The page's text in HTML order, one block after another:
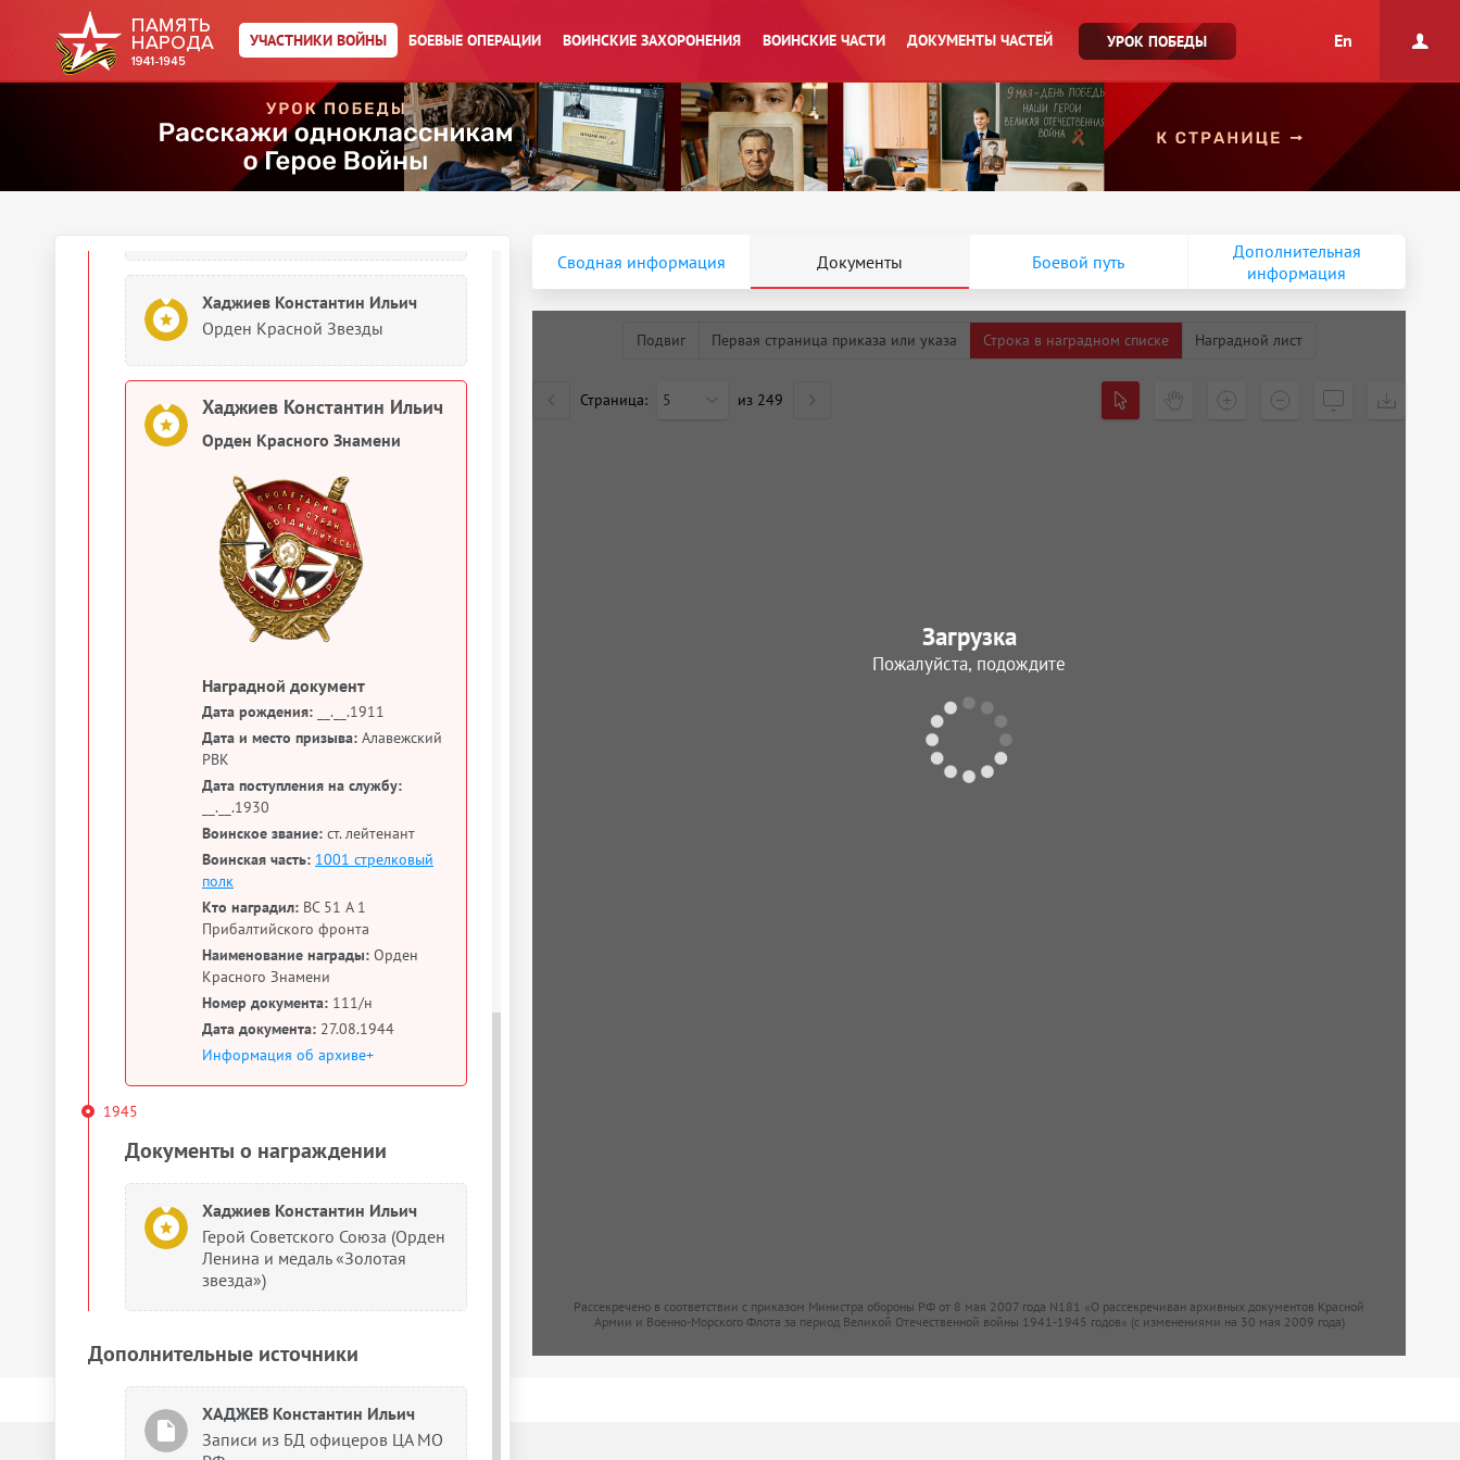
УЧАСТНИКИ ВОЙНЫ БОЕВЫЕ ОПЕРАЦИИ ВОИНСКИЕ ЗАХОРОНЕНИЯ ВОИНСКИЕ ЧАСТИ ДОКУМЕНТЫ ЧАСТЕЙ УРОК ПОБЕДЫ En
Хаджиев Константин Ильич
Орден Красной Звезды
Хаджиев Константин Ильич
Хаджиев Константин Ильич
Орден Красной Звезды
Хаджиев Константин Ильич
Орден Красного Знамени
Наградной документ
Дата рождения: __.__.1911
Дата и место призыва: Алавежский
РВК
Дата поступления на службу:
__.__.1930
Воинское звание: ст. лейтенант
Воинская часть: 1001 стрелковый
полк
Кто наградил: ВС 51 А 1
Прибалтийского фронта
Наименование награды: Орден
Красного Знамени
Номер документа: 111/н
Дата документа: 27.08.1944
Информация об архиве+
1945
Документы о награждении
Хаджиев Константин Ильич
Герой Советского Союза (Орден
Ленина и медаль «Золотая
звезда»)
Дополнительные источники
ХАДЖЕВ Константин Ильич
Записи из БД офицеров ЦА МО
Сводная информация Документы Боевой путь
Дополнительная
информация
Подвиг Первая страница приказа или указа Строка в наградном списке Наградной лист
Страница: 5 из 249
Рассекречено в соответствии с приказом Министра обороны РФ от 8 мая 2007 года N181 «О рассекречиван архивных документов Красной
Армии и Военно-Морского Флота за период Великой Отечественной войны 1941-1945 годов» (с изменениями на 30 мая 2009 года)
Загрузка
Пожалуйста, подождите